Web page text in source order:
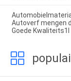
Autoverf mengen
Goede